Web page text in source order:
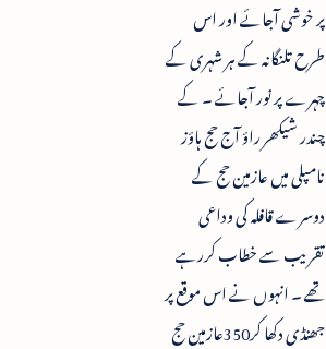
پر خوشی آجائے اور اس
طرح تلنگانہ کے ہر شہری کے
چہرے پر نور آجائے ۔ کے
چندر شیکھر راؤ آج حج ہاؤز
نامپلی میں عازمین حج کے
دوسرے قافلہ کی وداعی
تقریب سے خطاب کررہے
تھے ۔ انہوں نے اس موقع پر
جھنڈی دکھا کر350عازمین حج